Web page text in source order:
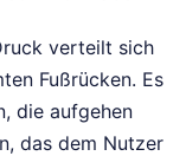
verteilt sich
Fußrücken. Es
die aufgehen
das dem Nutzer